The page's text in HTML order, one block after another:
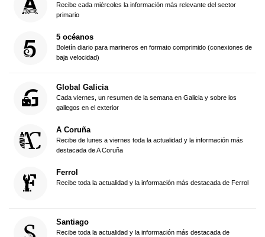
Recibe cada miércoles la información más relevante del sector
primario
5 océanos
Boletín diario para marineros en formato comprimido (conexiones de
baja velocidad)
Global Galicia
Cada viernes, un resumen de la semana en Galicia y sobre los
gallegos en el exterior
A Coruña
Recibe de lunes a viernes toda la actualidad y la información más
destacada de A Coruña
Ferrol
Recibe toda la actualidad y la información más destacada de Ferrol
Santiago
Recibe toda la actualidad y la información más destacada de